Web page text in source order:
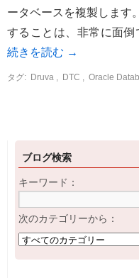
ータベースを複製します
することは、非常に面
続きを読む →
タグ: Druva , DTC , Oracle
ブログ検索
キーワード：
次のカテゴリーから：